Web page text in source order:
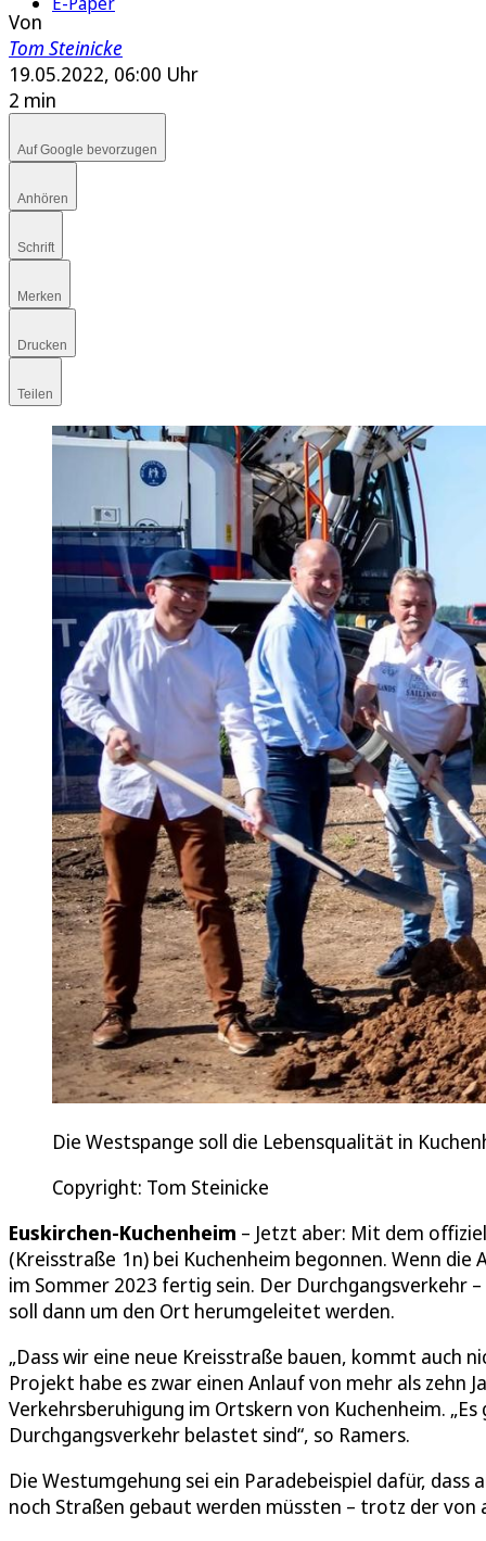
Von
Tom Steinicke
19.05.2022, 06:00 Uhr
2 min
Auf Google bevorzugen
Anhören
Schrift
Merken
Drucken
Teilen
Die Westspange soll die Lebensqualität in
Copyright: Tom Steinicke
Euskirchen-Kuchenheim – Jetzt aber: Mit dem
(Kreisstraße 1n) bei Kuchenheim begonnen. Wenn
im Sommer 2023 fertig sein. Der Durchgangsverkehr
soll dann um den Ort herumgeleitet werden.
„Dass wir eine neue Kreisstraße bauen, kommt auch
Projekt habe es zwar einen Anlauf von mehr als zehn
Verkehrsberuhigung im Ortskern von Kuchenheim.
Durchgangsverkehr belastet sind“, so Ramers.
Die Westumgehung sei ein Paradebeispiel dafür,
noch Straßen gebaut werden müssten – trotz der